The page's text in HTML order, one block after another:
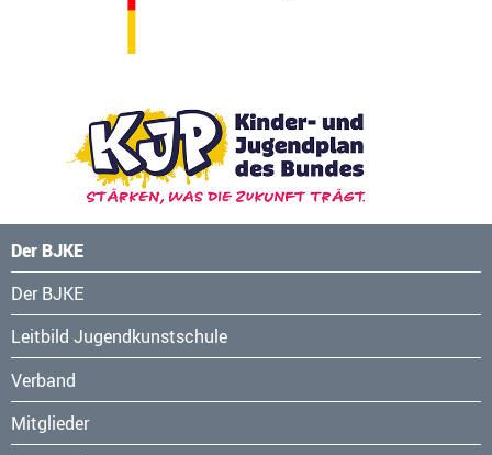
Der BJKE
Navigation
überspringen
Der BJKE
Leitbild Jugendkunstschule
Verband
Mitglieder